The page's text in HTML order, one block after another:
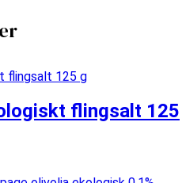
flingsalt 125